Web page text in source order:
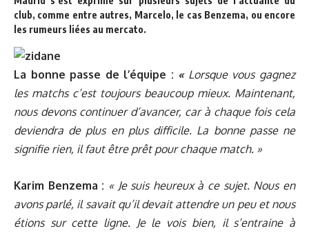
club, comme entre autres, Marcelo, le cas Benzema, ou encore
les rumeurs liées au mercato.
La bonne passe de l’équipe : « Lorsque vous gagnez
les matchs c’est toujours beaucoup mieux. Maintenant,
nous devons continuer d’avancer, car à chaque fois cela
deviendra de plus en plus difficile. La bonne passe ne
signifie rien, il faut être prêt pour chaque match. »
Karim Benzema : « Je suis heureux à ce sujet. Nous en
avons parlé, il savait qu’il devait attendre un peu et nous
étions sur cette ligne. Je le vois bien, il s’entraine à